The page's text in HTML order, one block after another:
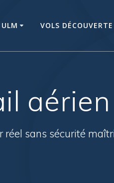
VOLS DÉCOUVERTE
aérien
réel sans sécurité